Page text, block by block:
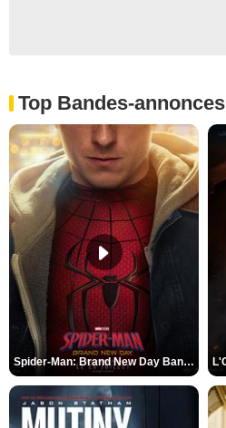
Top Bandes-annonces
Spider-Man: Brand New Day Bande-annonce VO STFR